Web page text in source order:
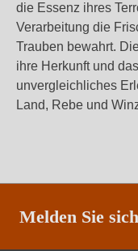
die Essenz ihres
Verarbeitung die
Trauben bewahrt.
ihre Herkunft und
unvergleichliches
Land, Rebe und
Melden Sie